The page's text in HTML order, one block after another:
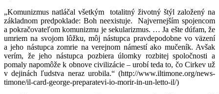
„Komunizmus natláčal všetkým totalitný životný štýl založený na
základnom predpoklade: Boh neexistuje. Najvernejším spojencom
a pokračovateľom komunizmu je sekularizmus. … Ja ešte dúfam, že
umriem na svojom lôžku, môj nástupca pravdepodobne vo väzení
a jeho nástupca zomrie na verejnom námestí ako mučeník. Avšak
verím, že jeho nástupca pozbiera úlomky rozbitej spoločnosti a
pomaly napomôže k obnove civilizácie – urobí teda to, čo Cirkev už
v dejinách ľudstva neraz urobila.“ (http://www.iltimone.org/news-
timone/il-card-george-preparatevi-io-morir-in-un-letto-il/)